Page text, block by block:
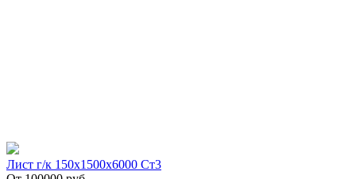
Лист г/к 150х1500х6000 Ст3